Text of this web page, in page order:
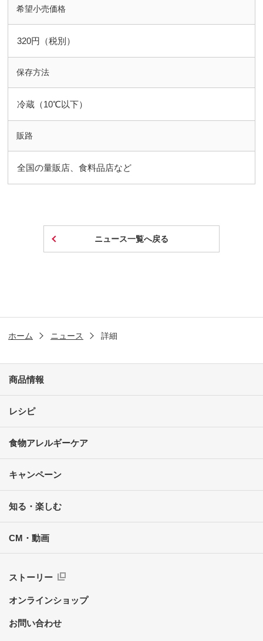
希望小売価格
320円（税別）
保存方法
冷蔵（10℃以下）
販路
全国の量販店、食料品店など
ニュース一覧へ戻る
ホーム ニュース 詳細
商品情報
レシピ
食物アレルギーケア
キャンペーン
知る・楽しむ
CM・動画
ストーリー
オンラインショップ
お問い合わせ